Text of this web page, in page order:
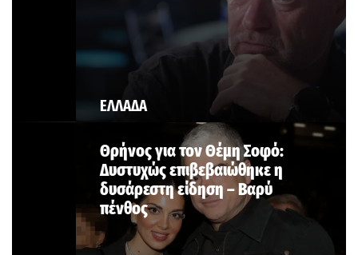
ΕΛΛΑΔΑ
Θρήνος για τον Θέμη Σοφό:
Δυστυχώς επιβεβαιώθηκε η
δυσάρεστη είδηση – Βαρύ
πένθος